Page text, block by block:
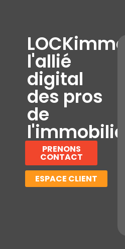
LOCKimmo,
l'allié
digital
des pros
de
l'immobilier
PRENONS
CONTACT
ESPACE CLIENT